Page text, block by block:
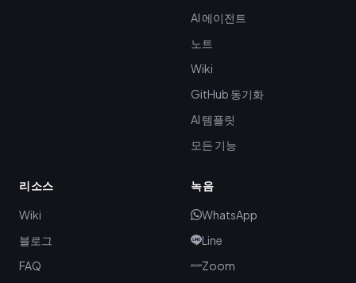
AI 에이전트
노트
Wiki
GitHub 동기화
AI 템플릿
모든 기능
리소스
Wiki
블로그
FAQ
녹음
WhatsApp
Line
Zoom